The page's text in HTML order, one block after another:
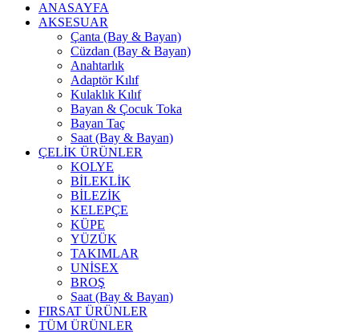
ANASAYFA
AKSESUAR
Çanta (Bay & Bayan)
Cüzdan (Bay & Bayan)
Anahtarlık
Adaptör Kılıf
Kulaklık Kılıf
Bayan & Çocuk Toka
Bayan Taç
Saat (Bay & Bayan)
ÇELİK ÜRÜNLER
KOLYE
BİLEKLİK
BİLEZİK
KELEPÇE
KÜPE
YÜZÜK
TAKIMLAR
UNİSEX
BROŞ
Saat (Bay & Bayan)
FIRSAT ÜRÜNLER
TÜM ÜRÜNLER